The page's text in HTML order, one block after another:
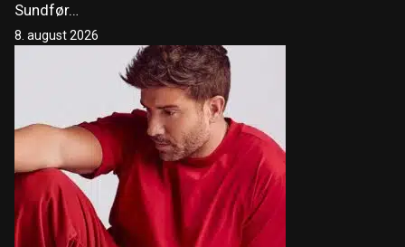
Sundfør…
8. august 2026